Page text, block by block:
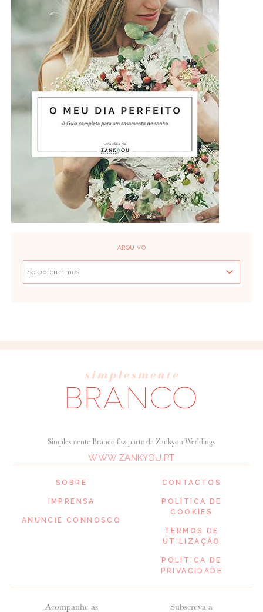
ARQUIVO
SOBRE
IMPRENSA
ANUNCIE CONNOSCO
Acompanhe as
Simplesmente Branco faz parte da Zankyou Weddings
WWW.ZANKYOU.PT
Subscreva a
CONTACTOS
POLÍTICA DE
COOKIES
TERMOS DE
UTILIZAÇÃO
POLÍTICA DE
PRIVACIDADE